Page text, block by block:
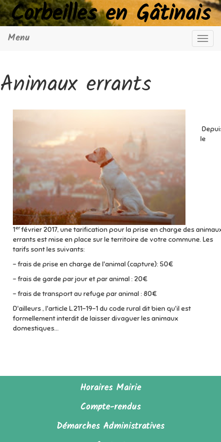
Corbeilles en Gâtinais
Menu
Animaux errants
le
1erfévrier 2017, une tarification pour la prise en charge des
errants est mise en place sur le territoire de votre commune. Les
tarifs sont les suivants:
- frais de prise en charge de l'animal (capture): 50€
- frais de garde par jour et par animal : 20€
- frais de transport au refuge par animal : 80€
D'ailleurs , l'article L.211-19-1 du code rural dit bien qu'il est
formellement interdit de laisser divaguer les animaux
domestiques...
Horaires Mairie
Compte-rendus
Démarches Administratives